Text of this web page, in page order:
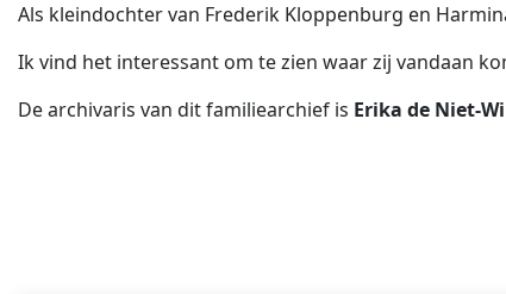
Als kleindochter van Frederik Kloppenburg en
Ik vind het interessant om te zien waar zij vandaan
De archivaris van dit familiearchief is Erika de Niet-